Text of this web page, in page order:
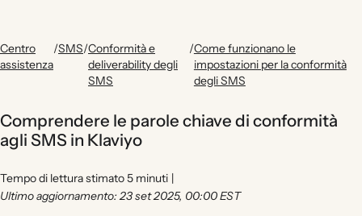
Centro
assistenza
/SMS/Conformità e
deliverability degli
SMS
/Come funzionano le
impostazioni per la conformità
degli SMS
Comprendere le parole chiave di conformità
agli SMS in Klaviyo
Tempo di lettura stimato 5 minuti |
Ultimo aggiornamento: 23 set 2025, 00:00 EST